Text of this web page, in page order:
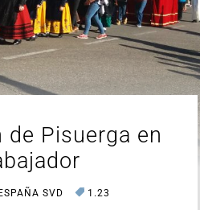
de Pisuerga en
SVD
1.23